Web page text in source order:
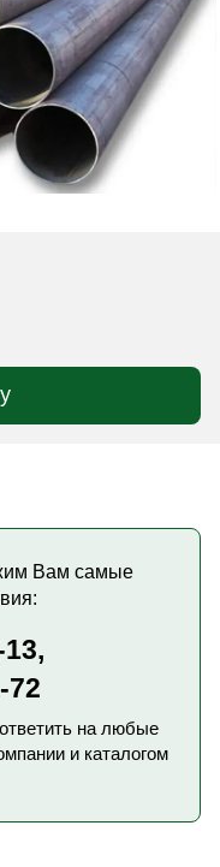
Вам самые
72
на любые
и каталогом